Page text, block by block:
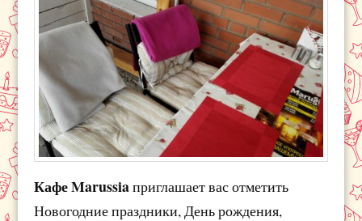
Кафе Marussiaприглашает вас отметить
Новогодние праздники, День рождения,